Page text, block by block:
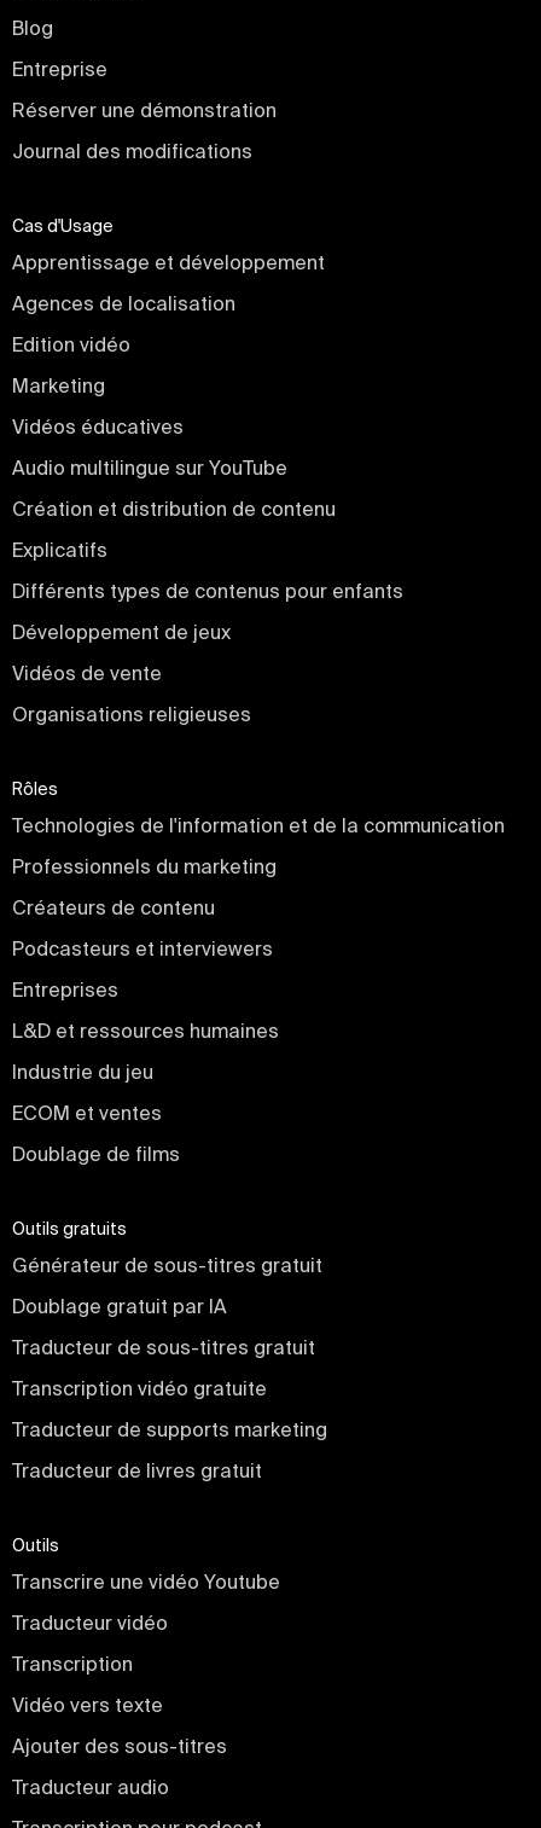
Blog
Entreprise
Réserver une démonstration
Journal des modifications
Cas d'Usage
Apprentissage et développement
Agences de localisation
Edition vidéo
Marketing
Vidéos éducatives
Audio multilingue sur YouTube
Création et distribution de contenu
Explicatifs
Différents types de contenus pour enfants
Développement de jeux
Vidéos de vente
Organisations religieuses
Rôles
Technologies de l'information et de la communication
Professionnels du marketing
Créateurs de contenu
Podcasteurs et interviewers
Entreprises
L&D et ressources humaines
Industrie du jeu
ECOM et ventes
Doublage de films
Outils gratuits
Générateur de sous-titres gratuit
Doublage gratuit par IA
Traducteur de sous-titres gratuit
Transcription vidéo gratuite
Traducteur de supports marketing
Traducteur de livres gratuit
Outils
Transcrire une vidéo Youtube
Traducteur vidéo
Transcription
Vidéo vers texte
Ajouter des sous-titres
Traducteur audio